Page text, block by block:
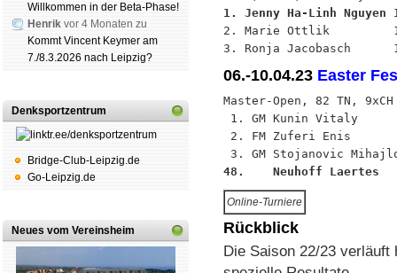
Willkommen in der Beta-Phase!
Henrik vor 4 Monaten zu
Kommt Vincent Keymer am
7./8.3.2026 nach Leipzig?
Denksportzentrum
Bridge-Club-Leipzig.de
Go-Leipzig.de
Neues vom Vereinsheim
1. Jenny Ha-Linh
2. Marie Ottlik
06.-10.04.23 Easter
Master-Open, 82 TN, 9xCH
1. GM Kunin Vitaly
2. FM Zuferi Enis
48.    Neuhoff Laertes
Online-Turniere
Rückblick
Die Saison 22/23 verläuft